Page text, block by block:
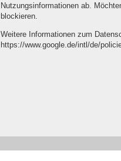
Nutzungsinformationen ab.
blockieren.
Weitere Informationen zum
https://www.google.de/intl/de/